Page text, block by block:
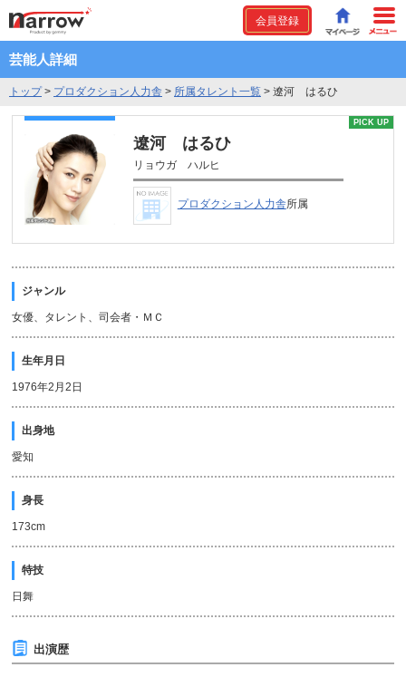
会員登録
芸能人詳細
トップ> プロダクション人力舎 > 所属タレント一覧 > 遼河 はるひ
PICK UP
遼河 はるひ
リョウガ ハルヒ
プロダクション人力舎所属
ジャンル
女優、タレント、司会者・ＭＣ
生年月日
1976年2月2日
出身地
愛知
身長
173cm
特技
日舞
出演歴